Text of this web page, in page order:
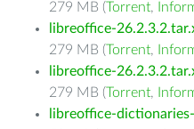
279 MB (Torrent,
libreoffice-
279 MB (Torrent,
libreoffice-
279 MB (Torrent,
libreoffice-